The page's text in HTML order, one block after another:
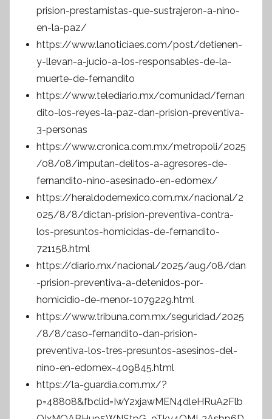
prision-prestamistas-que-sustrajeron-a-nino-
en-la-paz/
https://www.lanoticiaes.com/post/detienen-
y-llevan-a-jucio-a-los-responsables-de-la-
muerte-de-fernandito
https://www.telediario.mx/comunidad/fernan
dito-los-reyes-la-paz-dan-prision-preventiva-
3-personas
https://www.cronica.com.mx/metropoli/2025
/08/08/imputan-delitos-a-agresores-de-
fernandito-nino-asesinado-en-edomex/
https://heraldodemexico.com.mx/nacional/2
025/8/8/dictan-prision-preventiva-contra-
los-presuntos-homicidas-de-fernandito-
721158.html
https://diario.mx/nacional/2025/aug/08/dan
-prision-preventiva-a-detenidos-por-
homicidio-de-menor-1079229.html
https://www.tribuna.com.mx/seguridad/2025
/8/8/caso-fernandito-dan-prision-
preventiva-los-tres-presuntos-asesinos-del-
nino-en-edomex-409845.html
https://la-guardia.com.mx/?
p=48808&fbclid=IwY2xjawMEN4dleHRuA2Flb